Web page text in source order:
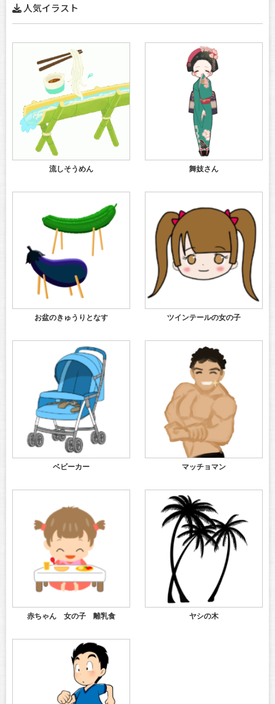
人気イラスト
流しそうめん 舞妓さん
お盆のきゅうりとなす ツインテールの女の子
ベビーカー マッチョマン
赤ちゃん 女の子 離乳食 ヤシの木